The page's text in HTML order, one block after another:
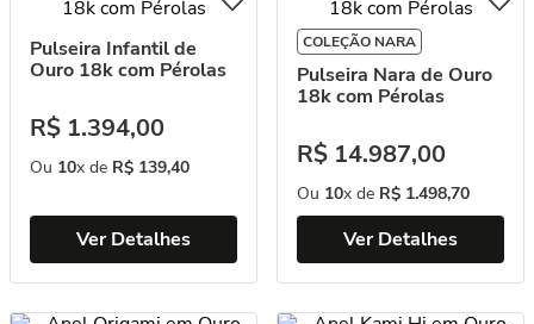
Pulseira Infantil de
Ouro 18k com Pérolas
R$ 1.394,00
Ou 10x de R$ 139,40
Ver Detalhes
COLEÇÃO NARA
Pulseira Nara de Ouro
18k com Pérolas
R$ 14.987,00
Ou 10x de R$ 1.498,70
Ver Detalhes